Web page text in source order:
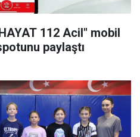
112 Acil" mobil
paylaştı